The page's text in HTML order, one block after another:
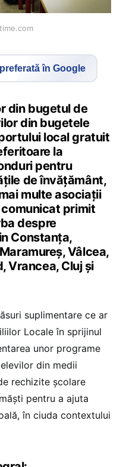
în Google
din bugetul de
din bugetele
local gratuit
la
pentru
de învățământ,
multe asociații
primit
despre
Constanța,
Vâlcea,
Vrancea, Cluj și
suplimentare ce ar
Locale în sprijinul
unor programe
din medii
rechizite școlare
pentru a ajuta
în ciuda contextului